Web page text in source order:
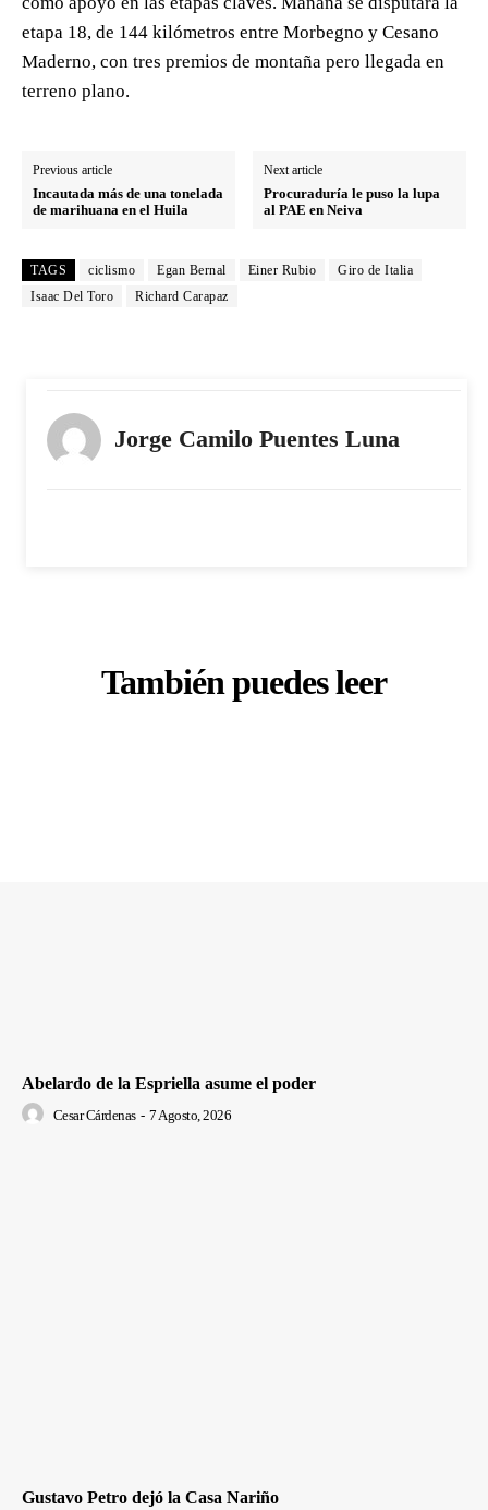
etapa 18, de 144 kilómetros entre Morbegno y Cesano
Maderno, con tres premios de montaña pero llegada en
terreno plano.
Previous article
Incautada más de una tonelada
de marihuana en el Huila
Next article
Procuraduría le puso la lupa
al PAE en Neiva
TAGS ciclismo Egan Bernal Einer Rubio
Giro de Italia
Isaac Del Toro
Richard Carapaz
Jorge Camilo Puentes Luna
También puedes leer
Abelardo de la Espriella asume el poder
Cesar Cárdenas - 7 Agosto, 2026
Gustavo Petro dejó la Casa Nariño